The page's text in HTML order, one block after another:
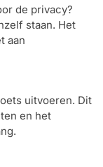
de privacy?
staan. Het
aan
uitvoeren. Dit
en het